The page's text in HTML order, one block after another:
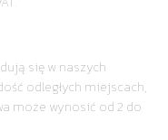
się w naszych
odległych miejscach,
może wynosić od 2 do